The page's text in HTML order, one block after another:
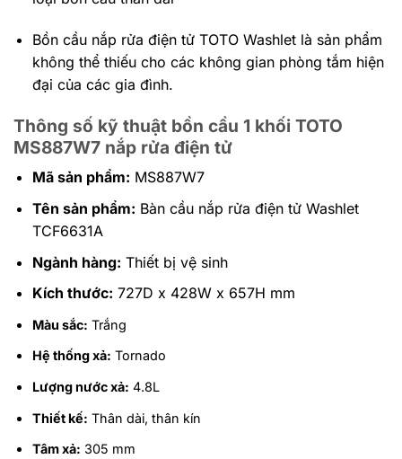
Bồn cầu nắp rửa điện tử TOTO Washlet là sản phẩm
không thể thiếu cho các không gian phòng tắm hiện
đại của các gia đình.
Thông số kỹ thuật bồn cầu 1 khối TOTO
MS887W7 nắp rửa điện tử
Mã sản phẩm: MS887W7
Tên sản phẩm: Bàn cầu nắp rửa điện tử Washlet
TCF6631A
Ngành hàng: Thiết bị vệ sinh
Kích thước: 727D x 428W x 657H mm
Màu sắc: Trắng
Hệ thống xả: Tornado
Lượng nước xả: 4.8L
Thiết kế: Thân dài, thân kín
Tâm xả: 305 mm